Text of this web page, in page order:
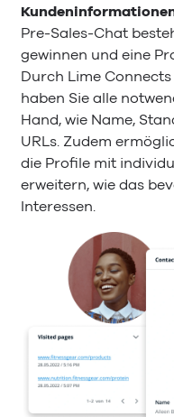
Pre-Sales-Chat
gewinnen und eine
Durch Lime
haben Sie alle
Hand, wie Name,
URLs. Zudem
die Profile mit
erweitern, wie das
Interessen.